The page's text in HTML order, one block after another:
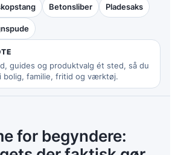
Betonsliber Pladesaks
guides og produktvalg ét sted, så du
bolig, familie, fritid og værktøj.
for begyndere: